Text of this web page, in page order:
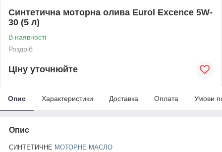
Синтетична моторна олива Eurol Excence 5W-
30 (5 л)
В наявності
Роздріб
Ціну уточнюйте
Опис Характеристики Доставка Оплата Умови
Опис
СИНТЕТИЧНЕ МОТОРНЕ МАСЛО